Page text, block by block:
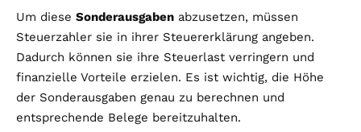
Um diese Sonderausgaben abzusetzen, müssen
Steuerzahler sie in ihrer Steuererklärung angeben.
Dadurch können sie ihre Steuerlast verringern und
finanzielle Vorteile erzielen. Es ist wichtig, die Höhe
der Sonderausgaben genau zu berechnen und
entsprechende Belege bereitzuhalten.